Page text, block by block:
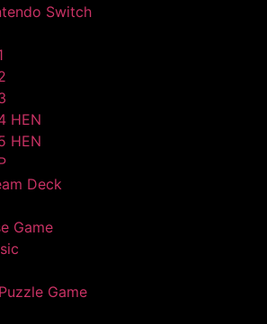
Switch
HEN
HEN
Deck
Game
Game